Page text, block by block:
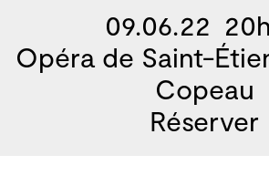
09.06.22
Opéra de Saint-
Copeau
Réserver